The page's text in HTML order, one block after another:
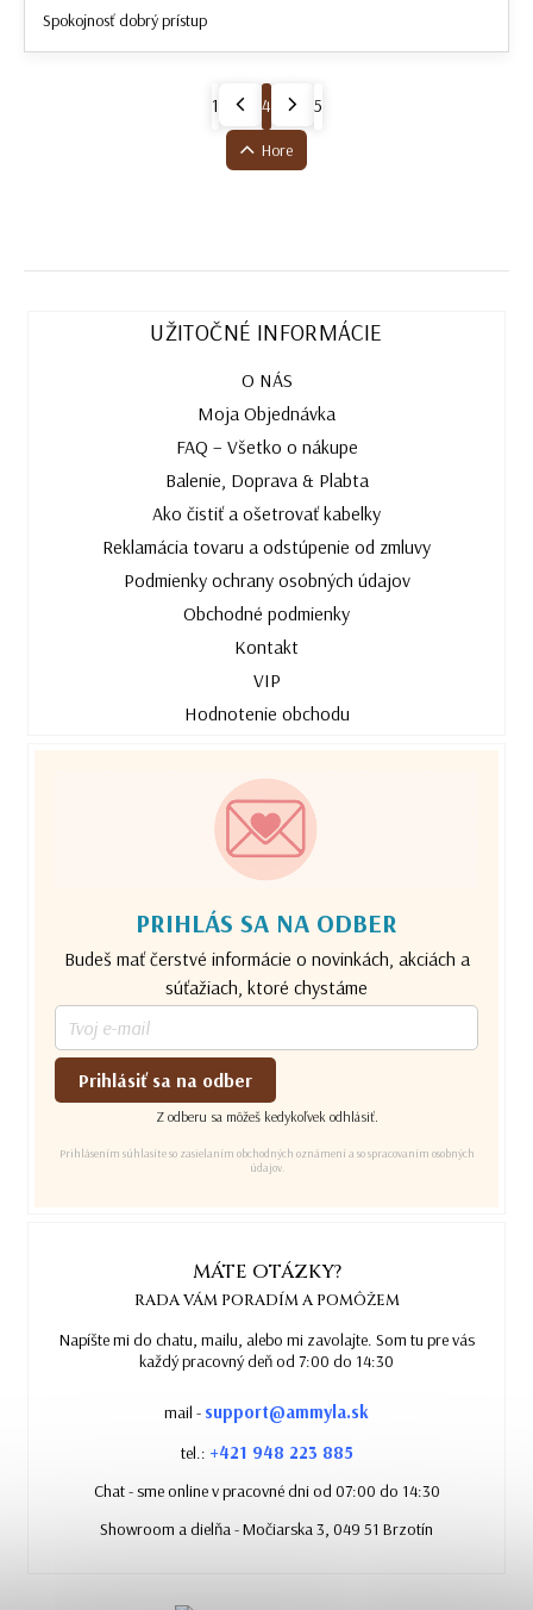
Spokojnosť dobrý prístup
1 4 5
Hore
UŽITOČNÉ INFORMÁCIE
O NÁS
Moja Objednávka
FAQ – Všetko o nákupe
Balenie, Doprava & Plabta
Ako čistiť a ošetrovať kabelky
Reklamácia tovaru a odstúpenie od zmluvy
Podmienky ochrany osobných údajov
Obchodné podmienky
Kontakt
VIP
Hodnotenie obchodu
PRIHLÁS SA NA ODBER
Budeš mať čerstvé informácie o novinkách, akciách a
súťažiach, ktoré chystáme
Prihlásiť sa na odber
Z odberu sa môžeš kedykoľvek odhlásiť.
Prihlásením súhlasíte so zasielaním obchodných oznámení a so spracovaním osobných
údajov.
MÁTE OTÁZKY?
RADA VÁM PORADÍM A POMÔŽEM
Napíšte mi do chatu, mailu, alebo mi zavolajte. Som tu pre vás
každý pracovný deň od 7:00 do 14:30
mail - support@ammyla.sk
tel.: +421 948 223 885
Chat - sme online v pracovné dni od 07:00 do 14:30
Showroom a dielňa - Močiarska 3, 049 51 Brzotín